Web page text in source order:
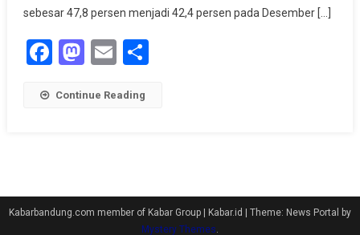
sebesar 47,8 persen menjadi 42,4 persen pada Desember […]
Facebook
Mastodon
EmailShare
Continue Reading
Kabarbandung.com member of Kabar Group | Kabar.id
Theme: News Portal by
Mystery Themes.